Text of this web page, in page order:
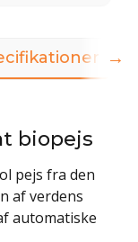
biopejs
pejs fra den
af verdens
automatiske
→